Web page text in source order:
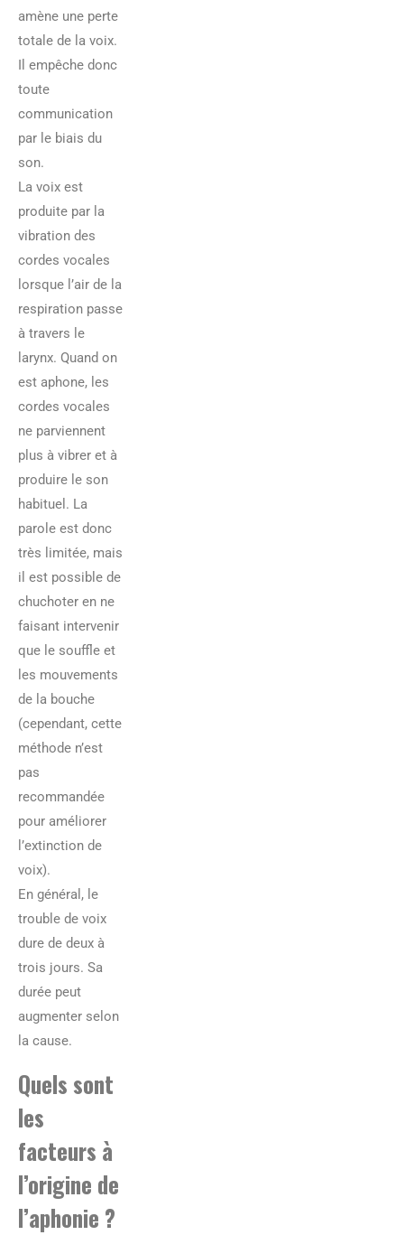
amène une perte
totale de la voix.
Il empêche donc
toute
communication
par le biais du
son.
La voix est
produite par la
vibration des
cordes vocales
lorsque l’air de la
respiration passe
à travers le
larynx. Quand on
est aphone, les
cordes vocales
ne parviennent
plus à vibrer et à
produire le son
habituel. La
parole est donc
très limitée, mais
il est possible de
chuchoter en ne
faisant intervenir
que le souffle et
les mouvements
de la bouche
(cependant, cette
méthode n’est
pas
recommandée
pour améliorer
l’extinction de
voix).
En général, le
trouble de voix
dure de deux à
trois jours. Sa
durée peut
augmenter selon
la cause.
Quels sont
les
facteurs à
l’origine de
l’aphonie ?